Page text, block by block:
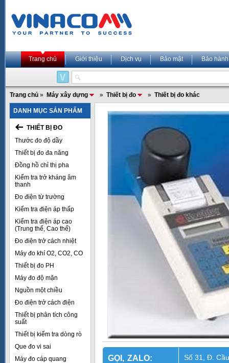
Trang chủ Giới thiệu Dịch vụ Bảo mật Bảo hành
Trang chủ » Máy xây dựng » Thiết bị đo » Thiết bị đo khác
DANH MỤC SẢN PHẨM
THIẾT BỊ ĐO
Thước đo độ dầy
Thiết bị đo đa năng
Đồng hồ chỉ thị pha
Kiểm tra trở kháng âm
thanh
Đo điện từ trường
Kiểm tra điện áp thấp
Kiểm tra điện áp cao
(Trung thế, Cao thế)
Đo điện trở cách nhiệt
Máy đo khí O2, CO2, CO
Thiết bị đo PH
Máy đo độ mặn
Nguồn một chiều
Đo điện trở cách điện
Thiết bị phân tích công
suất
Thiết bị kiểm tra dòng rò
Que đo vi sai
Máy đo cáp quang
GỌI, ZALO:
Số 31, Đ.